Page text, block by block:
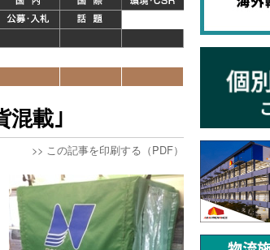
混載｣
>> この記事を印刷する（PDF）